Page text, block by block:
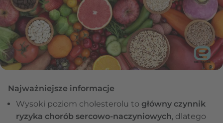
Najważniejsze informacje
Wysoki poziom cholesterolu to główny czynnik
ryzyka chorób sercowo-naczyniowych, dlatego